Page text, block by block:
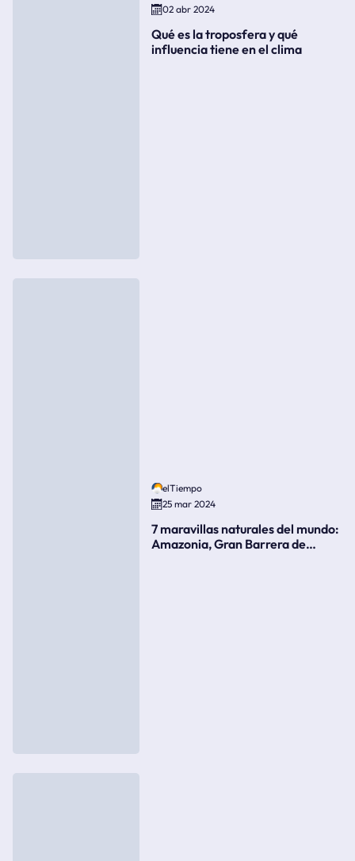
02 abr 2024
Qué es la troposfera y qué
influencia tiene en el clima
elTiempo
25 mar 2024
7 maravillas naturales del mundo:
Amazonia, Gran Barrera de